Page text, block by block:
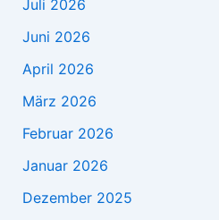
Juli 2026
Juni 2026
April 2026
März 2026
Februar 2026
Januar 2026
Dezember 2025